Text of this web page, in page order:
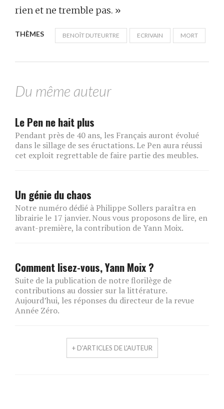
rien et ne tremble pas. »
THÈMES BENOÎT DUTEURTRE ECRIVAIN MORT
Du même auteur
Le Pen ne hait plus
Pendant près de 40 ans, les Français auront évolué
dans le sillage de ses éructations. Le Pen aura réussi
cet exploit regrettable de faire partie des meubles.
Un génie du chaos
Notre numéro dédié à Philippe Sollers paraîtra en
librairie le 17 janvier. Nous vous proposons de lire, en
avant-première, la contribution de Yann Moix.
Comment lisez-vous, Yann Moix ?
Suite de la publication de notre florilège de
contributions au dossier sur la littérature.
Aujourd’hui, les réponses du directeur de la revue
Année Zéro.
+ D'ARTICLES DE L'AUTEUR